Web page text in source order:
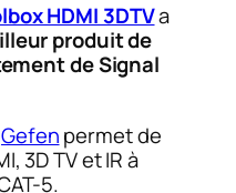
HDMI 3DTVa
produit de
de Signal
Gefenpermet de
3D TV et IR à
5.